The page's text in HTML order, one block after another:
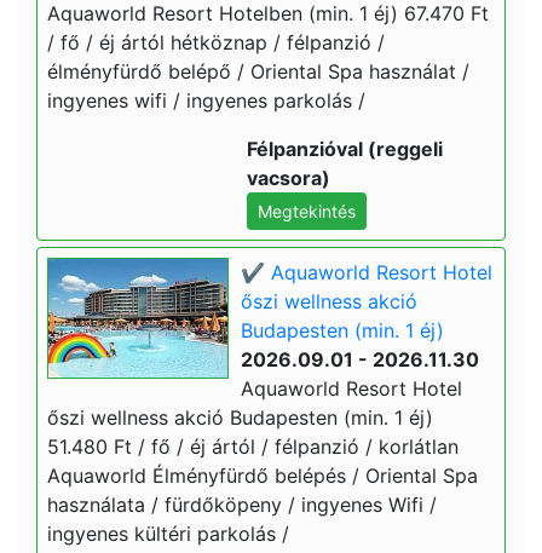
Aquaworld Resort Hotelben (min. 1 éj) 67.470 Ft
/ fő / éj ártól hétköznap / félpanzió /
élményfürdő belépő / Oriental Spa használat /
ingyenes wifi / ingyenes parkolás /
Félpanzióval (reggeli
vacsora)
Megtekintés
✔️ Aquaworld Resort Hotel
őszi wellness akció
Budapesten (min. 1 éj)
2026.09.01 - 2026.11.30
Aquaworld Resort Hotel
őszi wellness akció Budapesten (min. 1 éj)
51.480 Ft / fő / éj ártól / félpanzió / korlátlan
Aquaworld Élményfürdő belépés / Oriental Spa
használata / fürdőköpeny / ingyenes Wifi /
ingyenes kültéri parkolás /